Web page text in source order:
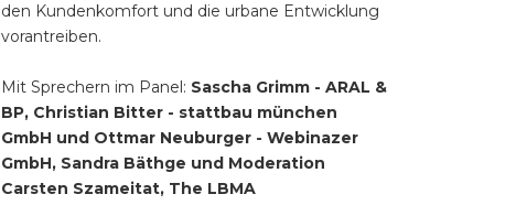
den Kundenkomfort und die urbane Entwicklung
vorantreiben.
Mit Sprechern im Panel: Sascha Grimm - ARAL &
BP, Christian Bitter - stattbau münchen
GmbH und Ottmar Neuburger - Webinazer
GmbH, Sandra Bäthge und Moderation
Carsten Szameitat, The LBMA